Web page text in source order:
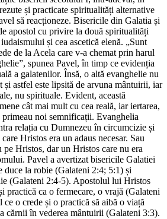
și practicate spiritualități alternative
să reacționeze. Bisericile din Galatia și
apostol cu privire la două spiritualități
și cea ascetică elenă. „Sunt
de la Acela care v-a chemat prin harul
spunea Pavel, în timp ce evidenția
a galatenilor. Însă, o altă evanghelie nu
astfel este lipsită de arvuna mântuirii, iar
nu spirituale. Evident, această
cât mai mult cu cea reală, iar iertarea,
noi semnificații. Evanghelia
relația cu Dumnezeu în circumcizie și
Hristos era un adaus necesar. Sau
pe Hristos, dar un Hristos care nu era
Pavel a avertizat bisericile Galatiei
duce la robie (Galateni 2:4; 5:1) și
(Galateni 2:4-5). Apostolul lui Hristos
practică ca o fermecare, o vrajă (Galateni
ce o crede și o practică să aibă o viață
cărnii în vederea mântuirii (Galateni 3:3).